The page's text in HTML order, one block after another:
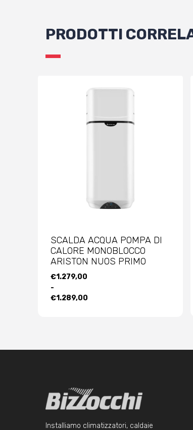
PRODOTTI
SCALDA ACQUA POMPA DI
CALORE MONOBLOCCO
ARISTON NUOS PRIMO
€1.279,00
-
€1.289,00
FASCIA
DI
PREZZO:
Installiamo climatizzatori, caldaie